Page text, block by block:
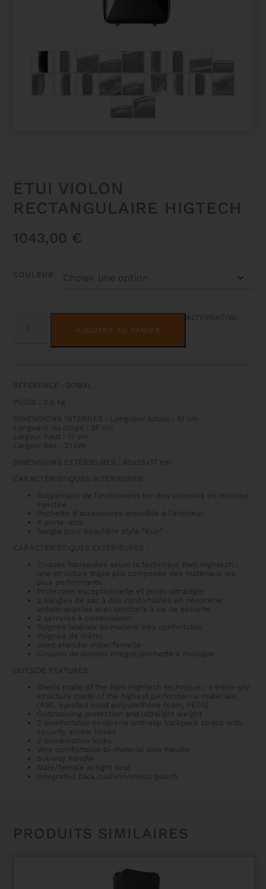
ETUI VIOLON
RECTANGULAIRE HIGTECH
1043,00 €
COULEUR
QUANTITÉ
AJOUTER AU PANIER
ALTERNATIVE:
RÉFÉRENCE : 2018XL
POIDS : 2.5 kg
DIMENSIONS INTERNES : Longueur totale : 61 cm
Longueur du corps : 37 cm
Largeur haut : 17 cm
Largeur bas : 21 cm
DIMENSIONS EXTÉRIEURES : 80x25x17 cm
CARACTÉRISTIQUES INTÉRIEURES :
Suspension de l'instrument sur des coussins en mousse
injectée
Pochette d'accessoires amovible à l'intérieur
4 porte-arcs
Sangle pour épaulière style "Kun"
CARACTERISTIQUES EXTERIEURES :
Coques fabriquées selon la technique Bam Hightech :
une structure triple plis composée des matériaux les
plus performants.
Protection exceptionnelle et poids ultraléger
2 sangles de sac à dos confortables en néoprène
antidérapantes avec crochets à vis de sécurité
2 serrures à combinaison
Poignée latérale bi-matière très confortable
Poignée de métro
Joint étanche mâle/femelle
Coussin de dossier intégré/pochette à musique
OUTSIDE FEATURES :
Shells made of the Bam Hightech technique : a triple-ply
structure made of the highest performance materials.
(ABS, injected solid polyurethane foam, PETG)
Outstanding protection and ultralight weight
2 comfortable neoprene anti-slip backpack straps with
security screw hooks
2 combination locks
Very comfortable bi-material side handle
Subway handle
Male/female airtight seal
Integrated back cushion/music pouch
PRODUITS SIMILAIRES